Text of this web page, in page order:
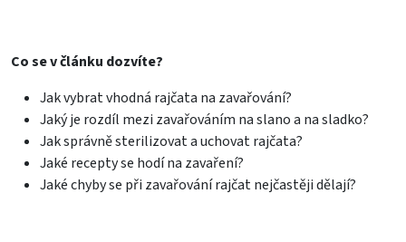
Co se v článku dozvíte?
Jak vybrat vhodná rajčata na zavařování?
Jaký je rozdíl mezi zavařováním na slano a na sladko?
Jak správně sterilizovat a uchovat rajčata?
Jaké recepty se hodí na zavaření?
Jaké chyby se při zavařování rajčat nejčastěji dělají?